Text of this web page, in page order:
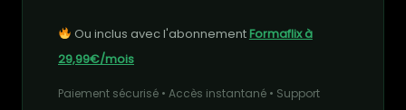
Ou inclus avec l'abonnementFormaflix à
29,99€/mois
Paiement sécurisé • Accès instantané • Support